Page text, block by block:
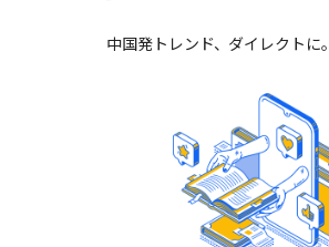
中国発トレンド、ダイレクトに。